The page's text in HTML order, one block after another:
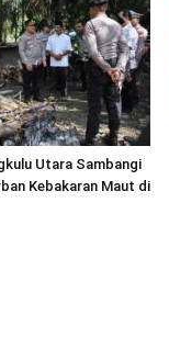
Utara Sambangi
Kebakaran Maut di